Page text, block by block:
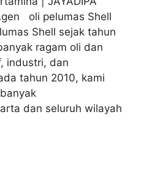
oli pelumas Shell
Shell sejak tahun
ragam oli dan
industri, dan
tahun 2010, kami
dan seluruh wilayah